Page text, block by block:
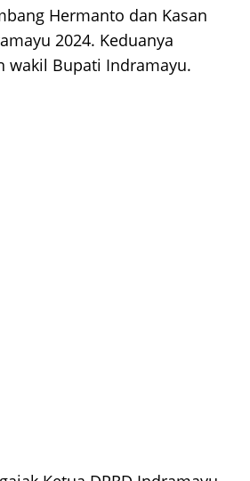
Hermanto dan Kasan
2024. Keduanya
wakil Bupati Indramayu.